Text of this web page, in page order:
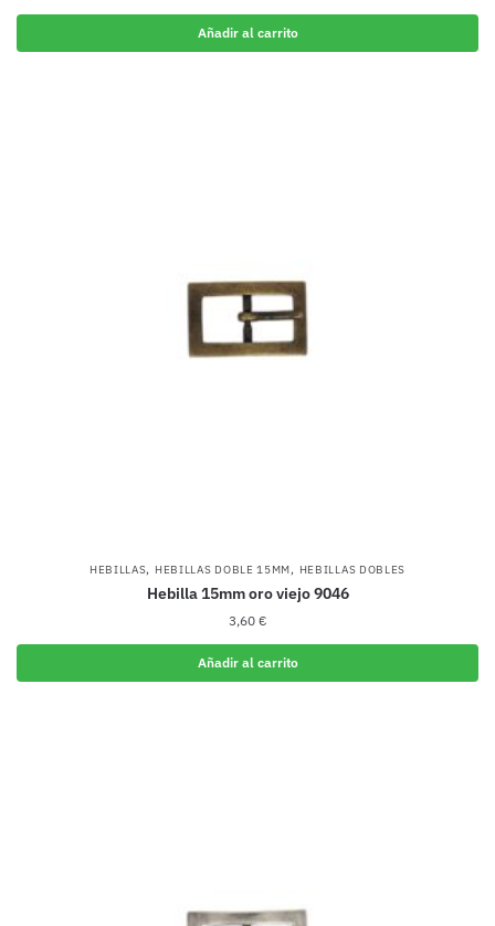
Añadir al carrito
HEBILLAS, HEBILLAS DOBLE 15MM, HEBILLAS DOBLES
Hebilla 15mm oro viejo 9046
3,60 €
Añadir al carrito